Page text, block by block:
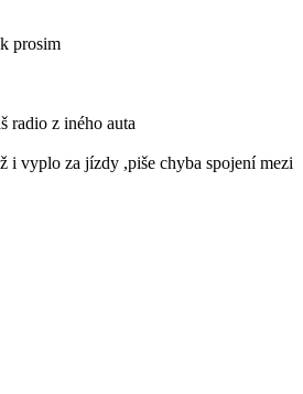
prosim
radio z iného auta
i vyplo za jízdy ,piše chyba spojení mezi
by někdo jak se toho zbavit? Díky
za elektrické?
nejde rychloměr, teplota, prostě